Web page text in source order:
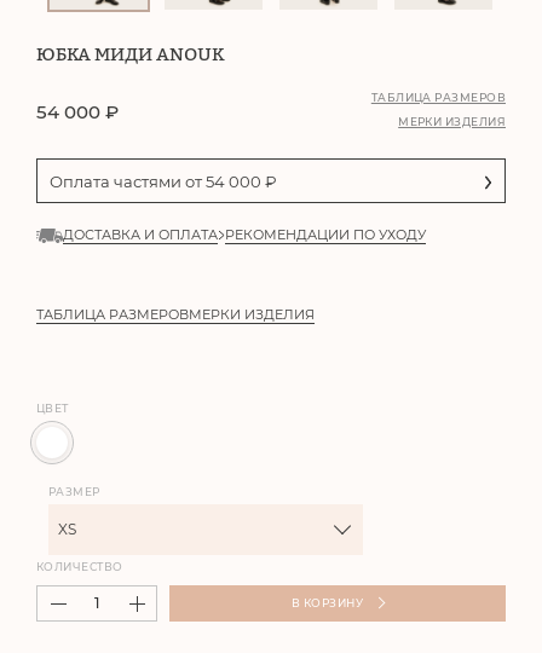
ЮБКА МИДИ ANOUK
54 000 ₽
ТАБЛИЦА РАЗМЕРОВ
МЕРКИ ИЗДЕЛИЯ
Оплата частями от54 000 ₽
ДОСТАВКА И ОПЛАТА РЕКОМЕНДАЦИИ ПО УХОДУ
ТАБЛИЦА РАЗМЕРОВМЕРКИ ИЗДЕЛИЯ
ЦВЕТ
РАЗМЕР
XS
КОЛИЧЕСТВО
В КОРЗИНУ